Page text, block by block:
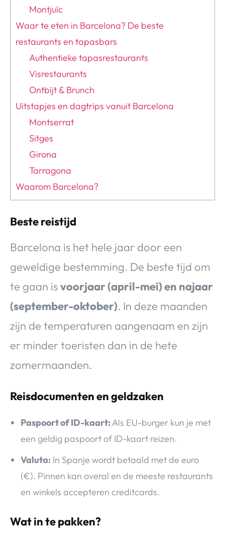
Montjuïc
Waar te eten in Barcelona? De beste
restaurants en tapasbars
Authentieke tapasrestaurants
Visrestaurants
Ontbijt & Brunch
Uitstapjes en dagtrips vanuit Barcelona
Montserrat
Sitges
Girona
Tarragona
Waarom Barcelona?
Beste reistijd
Barcelona is het hele jaar door een
geweldige bestemming. De beste tijd om
te gaan isvoorjaar (april-mei) en najaar
(september-oktober). In deze maanden
zijn de temperaturen aangenaam en zijn
er minder toeristen dan in de hete
zomermaanden.
Reisdocumenten en geldzaken
Paspoort of ID-kaart:Als EU-burger kun je met
een geldig paspoort of ID-kaart reizen.
Valuta: In Spanje wordt betaald met de euro
(€). Pinnen kan overal en de meeste restaurants
en winkels accepteren creditcards.
Wat in te pakken?